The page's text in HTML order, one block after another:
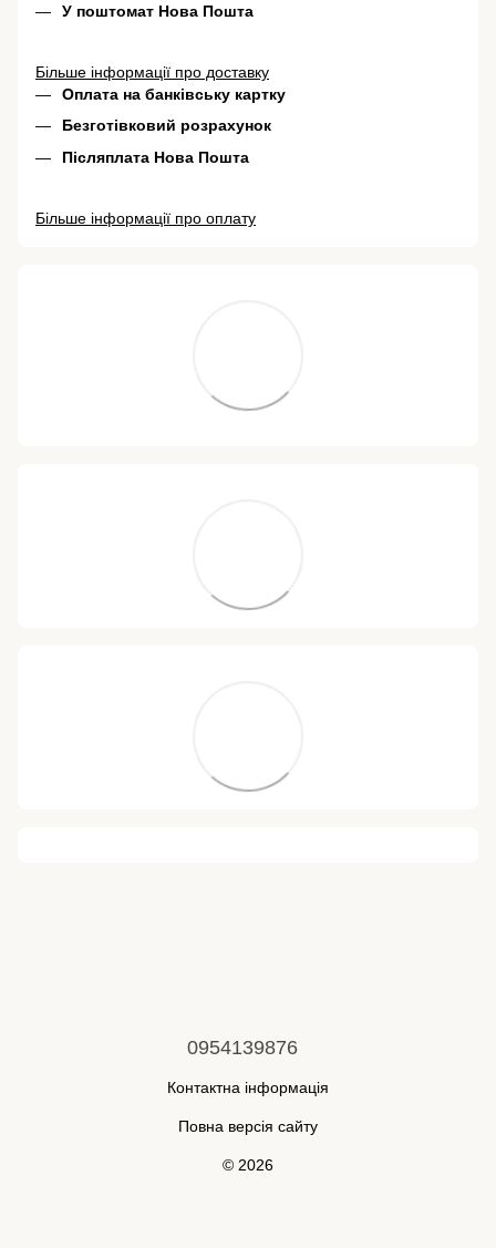
У поштомат Нова Пошта
Більше інформації про доставку
Оплата на банківську картку
Безготівковий розрахунок
Післяплата Нова Пошта
Більше інформації про оплату
0954139876
Контактна інформація
Повна версія сайту
© 2026